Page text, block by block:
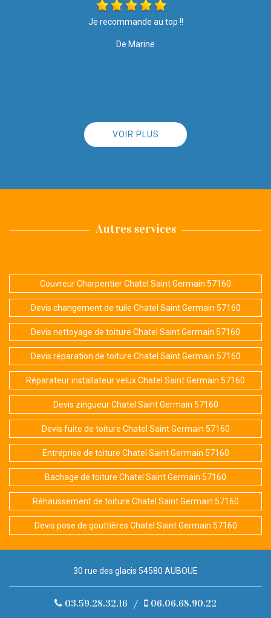
Ponctuelle,travailleur,sérieux,efficacité
De Sonel
VOIR PLUS
Autres services
Couvreur Charpentier Chatel Saint Germain 57160
Devis changement de tuile Chatel Saint Germain 57160
Devis nettoyage de toiture Chatel Saint Germain 57160
Devis réparation de toiture Chatel Saint Germain 57160
Réparateur installateur velux Chatel Saint Germain 57160
Devis zingueur Chatel Saint Germain 57160
Devis fuite de toiture Chatel Saint Germain 57160
Entreprise de toiture Chatel Saint Germain 57160
Bachage de toiture Chatel Saint Germain 57160
Réhaussement de toiture Chatel Saint Germain 57160
Devis pose de gouttières Chatel Saint Germain 57160
30 rue des glacis 54580 AUBOUE
03.59.28.32.16 / 06.06.68.90.22